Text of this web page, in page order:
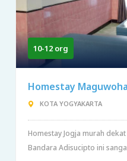
10-12 org
Homestay
KOTA YOGYAKARTA
Homestay Jogja murah
Bandara Adisucipto ini